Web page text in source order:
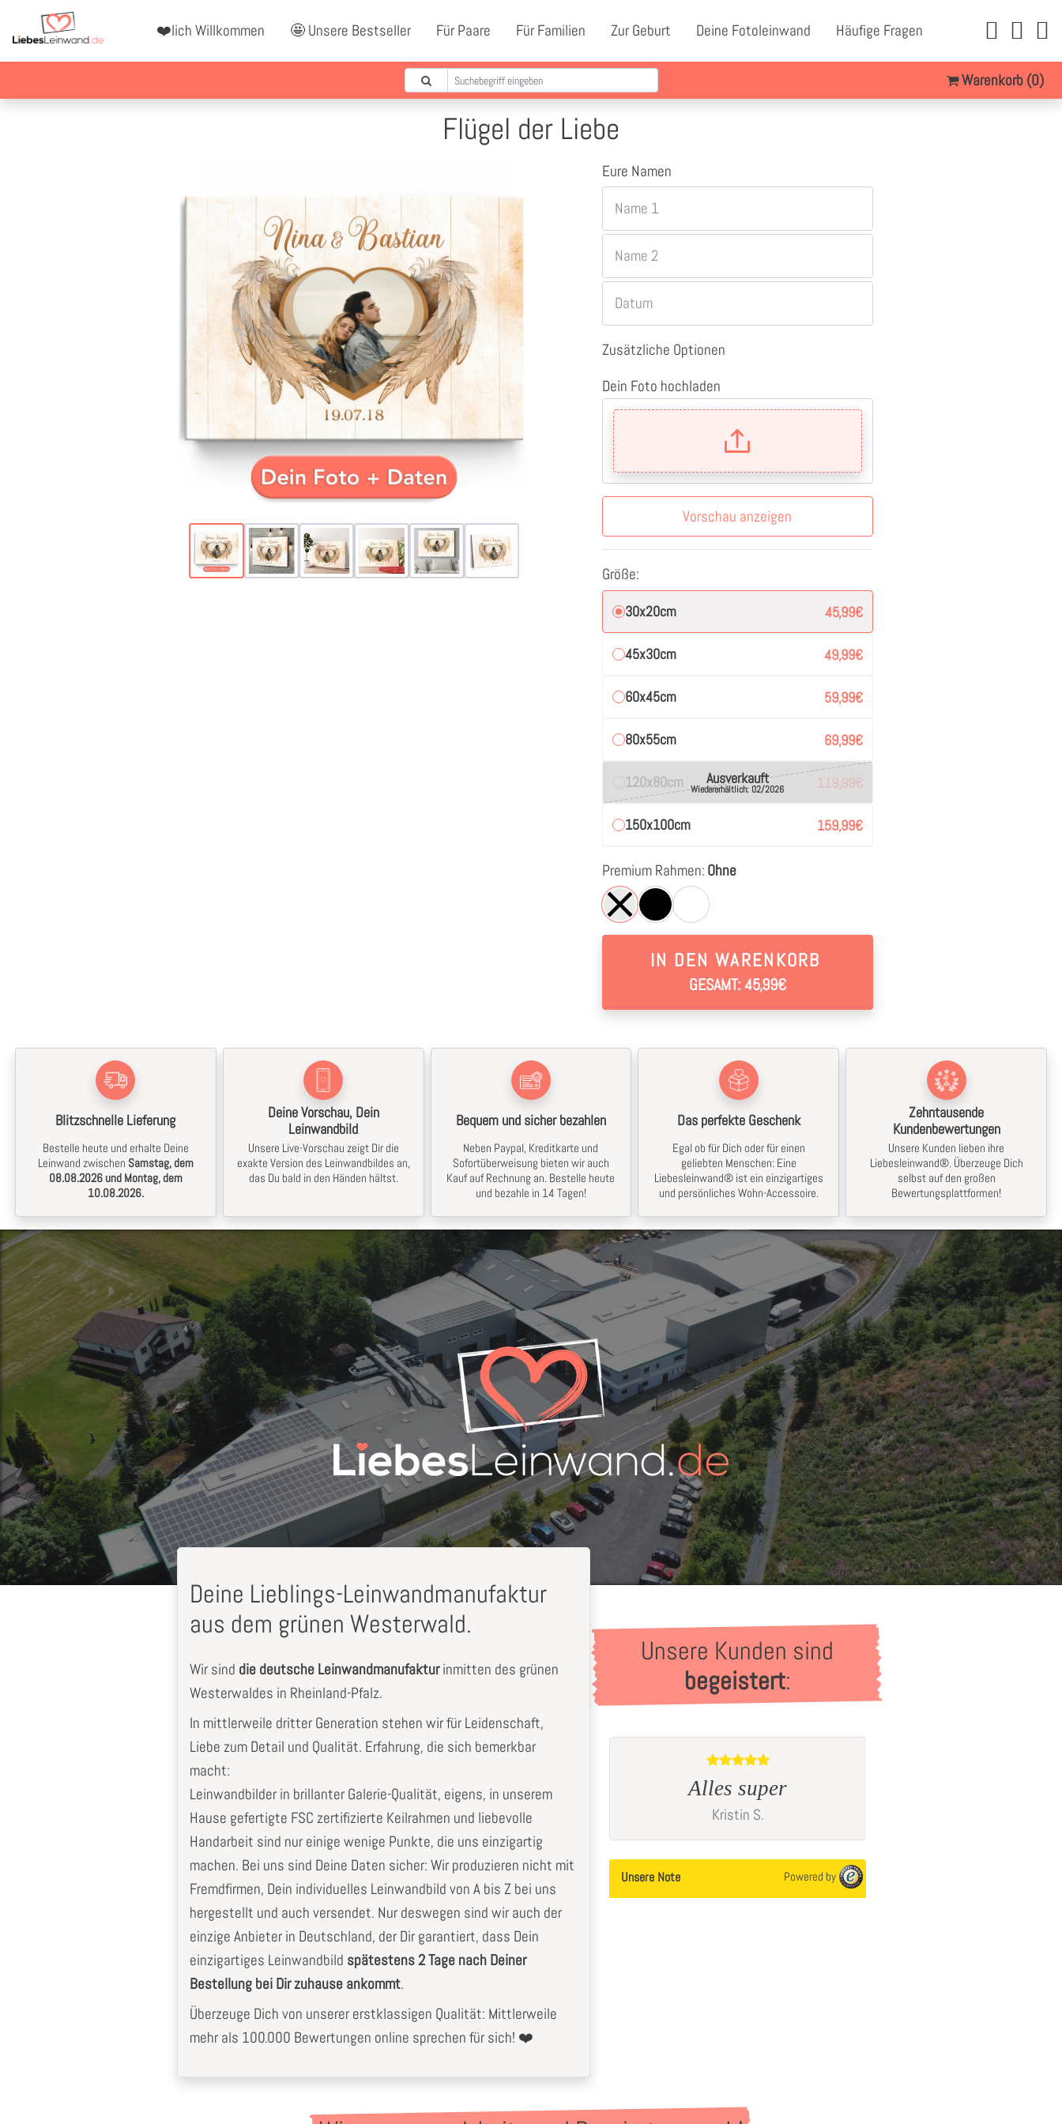
❤️lich Willkommen 🤩 Unsere Bestseller Für Paare Für Familien Zur Geburt Deine Fotoleinwand Häufige Fragen
Warenkorb (0)
Flügel der Liebe
Eure Namen
Name 1
Name 2
Datum
Zusätzliche Optionen
Dein Foto hochladen
Vorschau anzeigen
Größe:
30x20cm 45,99€
45x30cm 49,99€
60x45cm 59,99€
80x55cm 69,99€
120x80cm Ausverkauft
Wiedererhältlich: 02/2026 119,99€
150x100cm 159,99€
Premium Rahmen: Ohne
IN DEN WARENKORB
GESAMT: 45,99€
Blitzschnelle Lieferung
Bestelle heute und erhalte Deine
Leinwand zwischen Samstag, dem
08.08.2026 und Montag, dem
10.08.2026.
Deine Vorschau, Dein
Leinwandbild
Unsere Live-Vorschau zeigt Dir die
exakte Version des Leinwandbildes an,
das Du bald in den Händen hältst.
Bequem und sicher bezahlen
Neben Paypal, Kreditkarte und
Sofortüberweisung bieten wir auch
Kauf auf Rechnung an. Bestelle heute
und bezahle in 14 Tagen!
Das perfekte Geschenk
Egal ob für Dich oder für einen
geliebten Menschen: Eine
Liebesleinwand® ist ein einzigartiges
und persönliches Wohn-Accessoire.
Zehntausende
Kundenbewertungen
Unsere Kunden lieben ihre
Liebesleinwand®. Überzeuge Dich
selbst auf den großen
Bewertungsplattformen!
Deine Lieblings-Leinwandmanufaktur
aus dem grünen Westerwald.
Wir sind die deutsche Leinwandmanufakturinmitten des grünen
Westerwaldes in Rheinland-Pfalz.
In mittlerweile dritter Generation stehen wir für Leidenschaft,
Liebe zum Detail und Qualität. Erfahrung, die sich bemerkbar
macht:
Leinwandbilder in brillanter Galerie-Qualität, eigens, in unserem
Hause gefertigte FSC zertifizierte Keilrahmen und liebevolle
Handarbeit sind nur einige wenige Punkte, die uns einzigartig
machen. Bei uns sind Deine Daten sicher: Wir produzieren nicht mit
Fremdfirmen, Dein individuelles Leinwandbild von A bis Z bei uns
hergestellt und auch versendet. Nur deswegen sind wir auch der
einzige Anbieter in Deutschland, der Dir garantiert, dass Dein
einzigartiges Leinwandbild spätestens 2 Tage nach Deiner
Bestellung bei Dir zuhause ankommt.
Überzeuge Dich von unserer erstklassigen Qualität: Mittlerweile
mehr als 100.000 Bewertungen online sprechen für sich! ❤️
Unsere Kunden sind
begeistert:
Alles super!
KerstinM.
Service
SandraG.
Alles super
Kristin S.
Unsere Note Powered by